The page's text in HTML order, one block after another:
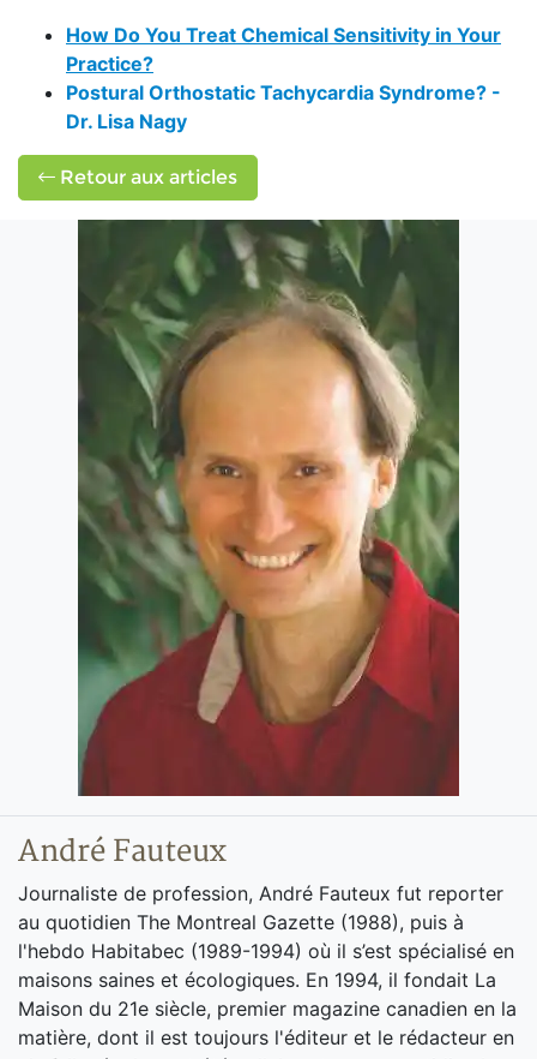
How Do You Treat Chemical Sensitivity in Your
Practice?
Postural Orthostatic Tachycardia Syndrome? -
Dr. Lisa Nagy
Retour aux articles
André Fauteux
Journaliste de profession, André Fauteux fut reporter
au quotidien The Montreal Gazette (1988), puis à
l'hebdo Habitabec (1989-1994) où il s’est spécialisé en
maisons saines et écologiques. En 1994, il fondait La
Maison du 21e siècle, premier magazine canadien en la
matière, dont il est toujours l'éditeur et le rédacteur en